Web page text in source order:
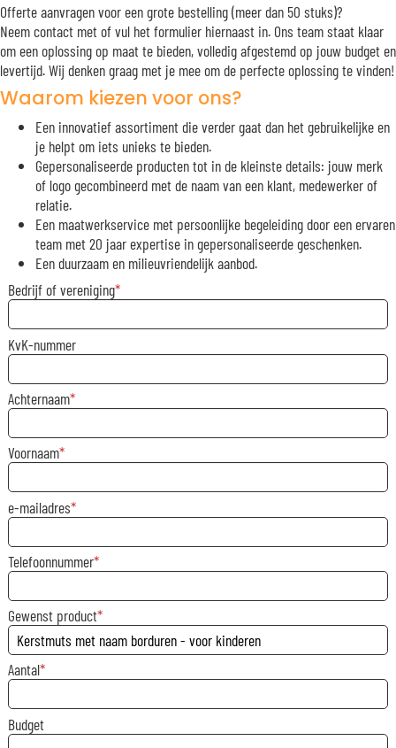
Offerte aanvragen voor een grote bestelling (meer dan 50 stuks)?
Neem contact met of vul het formulier hiernaast in. Ons team staat klaar
om een oplossing op maat te bieden, volledig afgestemd op jouw budget en
levertijd. Wij denken graag met je mee om de perfecte oplossing te vinden!
Waarom kiezen voor ons?
Een innovatief assortiment die verder gaat dan het gebruikelijke en
je helpt om iets unieks te bieden.
Gepersonaliseerde producten tot in de kleinste details: jouw merk
of logo gecombineerd met de naam van een klant, medewerker of
relatie.
Een maatwerkservice met persoonlijke begeleiding door een ervaren
team met 20 jaar expertise in gepersonaliseerde geschenken.
Een duurzaam en milieuvriendelijk aanbod.
Bedrijf of vereniging
KvK-nummer
Achternaam
Voornaam
e-mailadres
Telefoonnummer
Gewenst product
Aantal
Budget